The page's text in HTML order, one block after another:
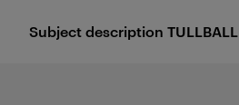
Subject description TULLBALL